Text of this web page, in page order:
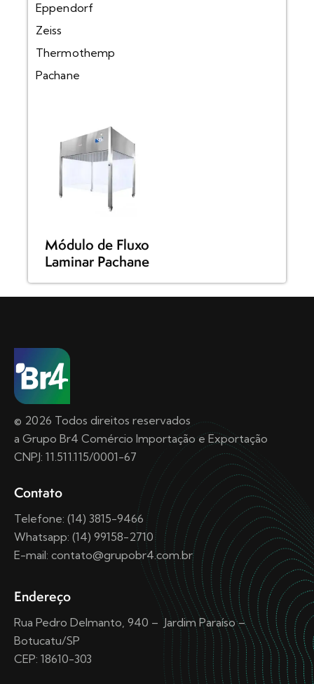
Eppendorf
Zeiss
Thermothemp
Pachane
Módulo de Fluxo
Laminar Pachane
© 2026 Todos direitos reservados
a Grupo Br4 Comércio Importação e Exportação
CNPJ: 11.511.115/0001-67
Contato
Telefone: (14) 3815-9466
Whatsapp: (14) 99158-2710
E-mail: contato@grupobr4.com.br
Endereço
Rua Pedro Delmanto, 940 – Jardim Paraíso –
Botucatu/SP
CEP: 18610-303